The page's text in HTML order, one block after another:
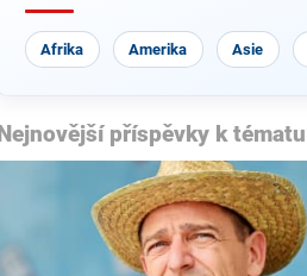
Afrika Amerika Asie
Nejnovější příspěvky k tématu